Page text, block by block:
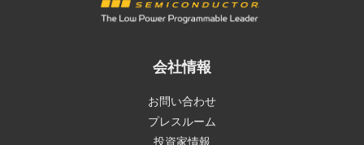
会社情報
お問い合わせ
プレスルーム
投資家情報